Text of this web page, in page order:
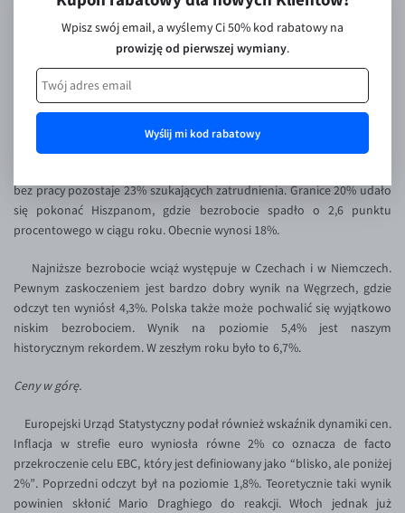
Inne pary walutowe
BGN/PLN
CAD/PLN
HUF/PLN
ILS/PLN
NZD/PLN
RON/PLN
SGD/PLN
EUR/USD
EUR/GBP
EUR/CHF
Aplikacja mobilna
Bezpieczeństwo
Pomoc
Pomoc
Wymiana walut
Banki i przelewy
Słowniczek
Poradnik
Kontakt
Dla mediów
PL
Coraz lepiej na rynku pracy.
Dzisiaj poznaliśmy stopę bezrobocia w Europie liczoną według
metodologii BAEL. Wynik dla całej Unii wyniósł 8,1% i był najlepszy od 7
lat. Od szczytu zanotowanego w 2013 roku bezrobocie spadło o
prawie 3 pp. Jak zwykle słabiej wypadł odczyt dla strefy euro, gdzie
stopa ta wyniosła 9,6%. Nie może to dziwić, zwłaszcza zważywszy na
fakt, że wśród 6 państw z dwucyfrowym wynikiem aż 5 płaci wspólną
bez pracy pozostaje 23% szukających zatrudnienia. Granice 20% udało
się pokonać Hiszpanom, gdzie bezrobocie spadło o 2,6 punktu
procentowego w ciągu roku. Obecnie wynosi 18%.
Najniższe bezrobocie wciąż występuje w Czechach i w Niemczech.
Pewnym zaskoczeniem jest bardzo dobry wynik na Węgrzech, gdzie
odczyt ten wyniósł 4,3%. Polska także może pochwalić się wyjątkowo
niskim bezrobociem. Wynik na poziomie 5,4% jest naszym
historycznym rekordem. W zeszłym roku było to 6,7%.
Ceny w górę.
Europejski Urząd Statystyczny podał również wskaźnik dynamiki cen.
Inflacja w strefie euro wyniosła równe 2% co oznacza de facto
przekroczenie celu EBC, który jest definiowany jako “blisko, ale poniżej
2%”. Poprzedni odczyt był na poziomie 1,8%. Teoretycznie taki wynik
powinien skłonić Mario Draghiego do reakcji. Włoch jednak już
Wpisz swój email, a wyślemy Ci 50% kod rabatowy na
prowizję od pierwszej wymiany.
osobowych w zakresie adresu mailowego na wysyłanie kodu
Administratorem Twoich danych osobowych jest Currency
One SA, ul. Szyperska 14, 61-754 Poznań, operator serwisu
osobowe znajdziesz wpolityce prywatności.
Wyślij mi kod rabatowy